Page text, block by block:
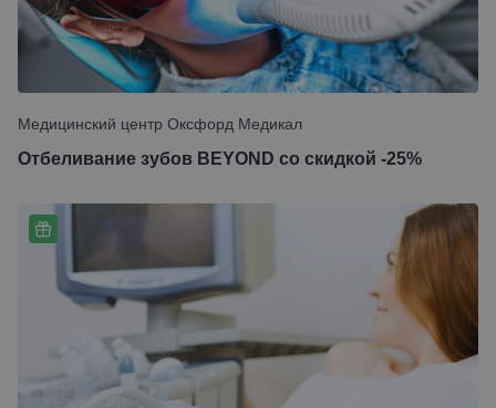
Медицинский центр Оксфорд Медикал
Отбеливание зубов BEYOND со скидкой -25%